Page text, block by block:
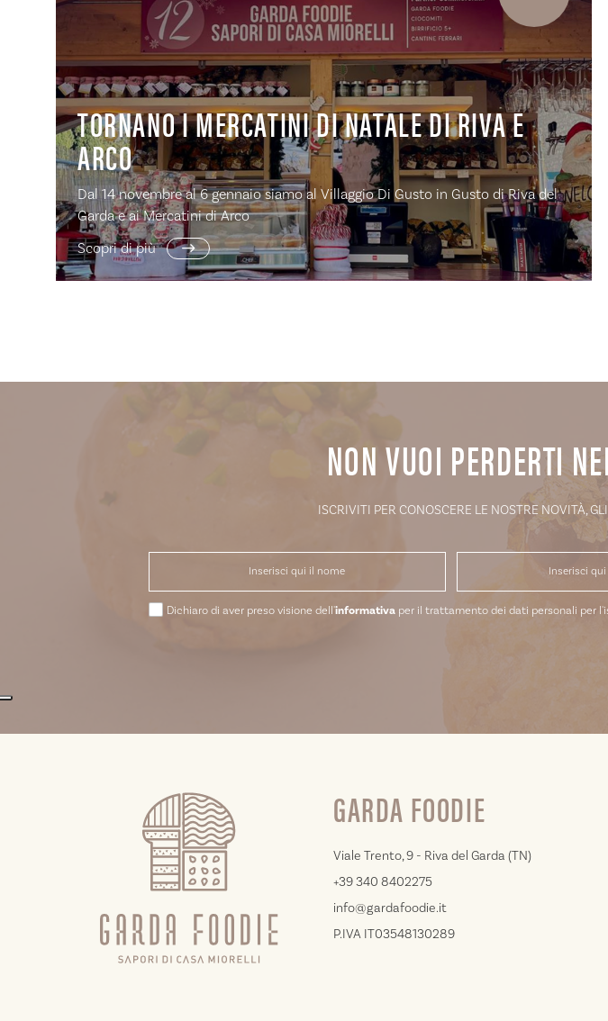
TORNANO I MERCATINI DI NATALE DI RIVA E
ARCO
Dal 14 novembre al 6 gennaio siamo al Villaggio Di Gusto in Gusto di Riva del
Garda e ai Mercatini di Arco
Scopri di più
NON VUOI PERDERTI
ISCRIVITI PER CONOSCERE LE NOSTRE NOVITÀ,
Dichiaro di aver preso visione dell'informativaper il trattamento dei dati personali per
GARDA FOODIE
Viale Trento, 9 - Riva del Garda (TN)
+39 340 8402275
info@gardafoodie.it
P.IVA IT03548130289